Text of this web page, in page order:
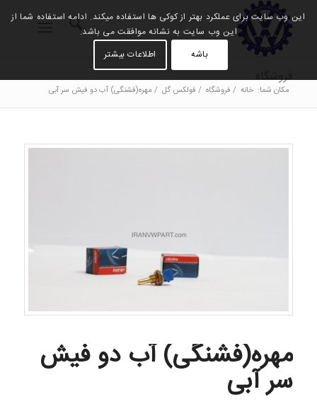
فروشگاه
مکان شما: خانه / فروشگاه / فولکس گل / مهره(فشنگی) آب دو فیش سر آبی
مهره(فشنگی) آب دو فیش
سر آبی
این وب سایت برای عملکرد بهتر از کوکی ها استفاده میکند. ادامه استفاده شما از
این وب سایت به نشانه موافقت می باشد.
باشه
اطلاعات بیشتر